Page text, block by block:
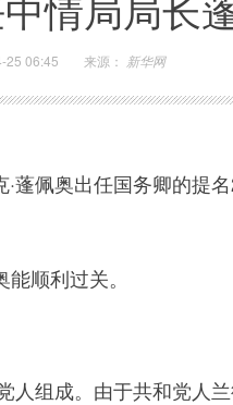
25 06:45 来源： 新华网
佩奥出任国务卿的提名
顺利过关。
组成。由于共和党人兰